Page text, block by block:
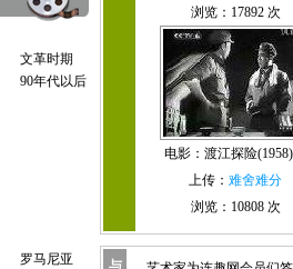
文革时期
90年代以后
罗马尼亚
浏览：17892 次
电影： 渡江探险
上传： 难舍难分
浏览：10808 次
与